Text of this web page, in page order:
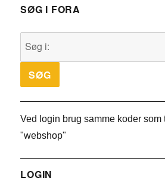
SØG I FORA
Ved login brug samme koder som
"webshop"
LOGIN